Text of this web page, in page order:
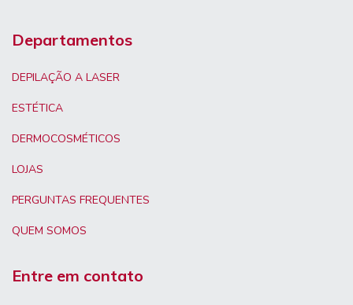
Departamentos
DEPILAÇÃO A LASER
ESTÉTICA
DERMOCOSMÉTICOS
LOJAS
PERGUNTAS FREQUENTES
QUEM SOMOS
Entre em contato